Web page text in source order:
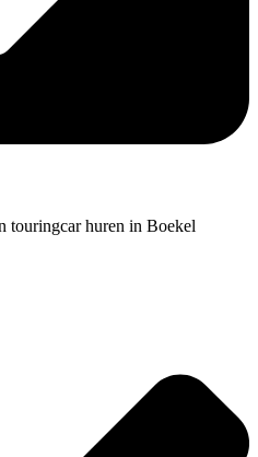
touringcar huren in Boekel